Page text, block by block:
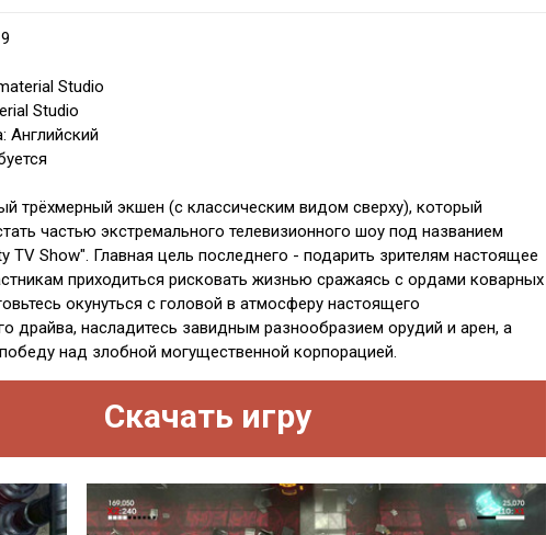
Studio
Studio
Английский
трёхмерный экшен (с классическим видом сверху), который
частью экстремального телевизионного шоу под названием
TV Show". Главная цель последнего - подарить зрителям настоящее
приходиться рисковать жизнью сражаясь с ордами коварных
окунуться с головой в атмосферу настоящего
драйва, насладитесь завидным разнообразием орудий и арен, а
над злобной могущественной корпорацией.
Скачать игру